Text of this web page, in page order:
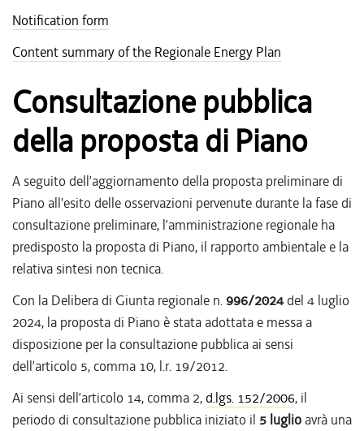
Notification form
Content summary of the Regionale Energy Plan
Consultazione pubblica
della proposta di Piano
A seguito dell’aggiornamento della proposta preliminare di
Piano all'esito delle osservazioni pervenute durante la fase di
consultazione preliminare, l’amministrazione regionale ha
predisposto la proposta di Piano, il rapporto ambientale e la
relativa sintesi non tecnica.
Con la Delibera di Giunta regionale n. 996/2024del 4 luglio
2024, la proposta di Piano è stata adottata e messa a
disposizione per la consultazione pubblica ai sensi
dell’articolo 5, comma 10, l.r. 19/2012.
Ai sensi dell’articolo 14, comma 2,d.lgs. 152/2006, il
periodo di consultazione pubblica iniziato il 5 luglio avrà una